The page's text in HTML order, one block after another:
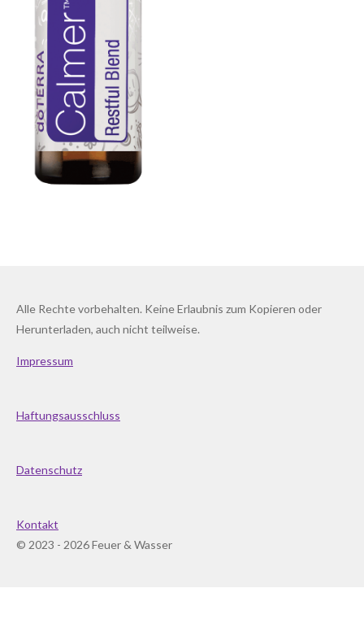
Alle Rechte vorbehalten. Keine Erlaubnis zum Kopieren oder
Herunterladen, auch nicht teilweise.
Impressum
Haftungsausschluss
Datenschutz
Kontakt
© 2023 - 2026 Feuer & Wasser